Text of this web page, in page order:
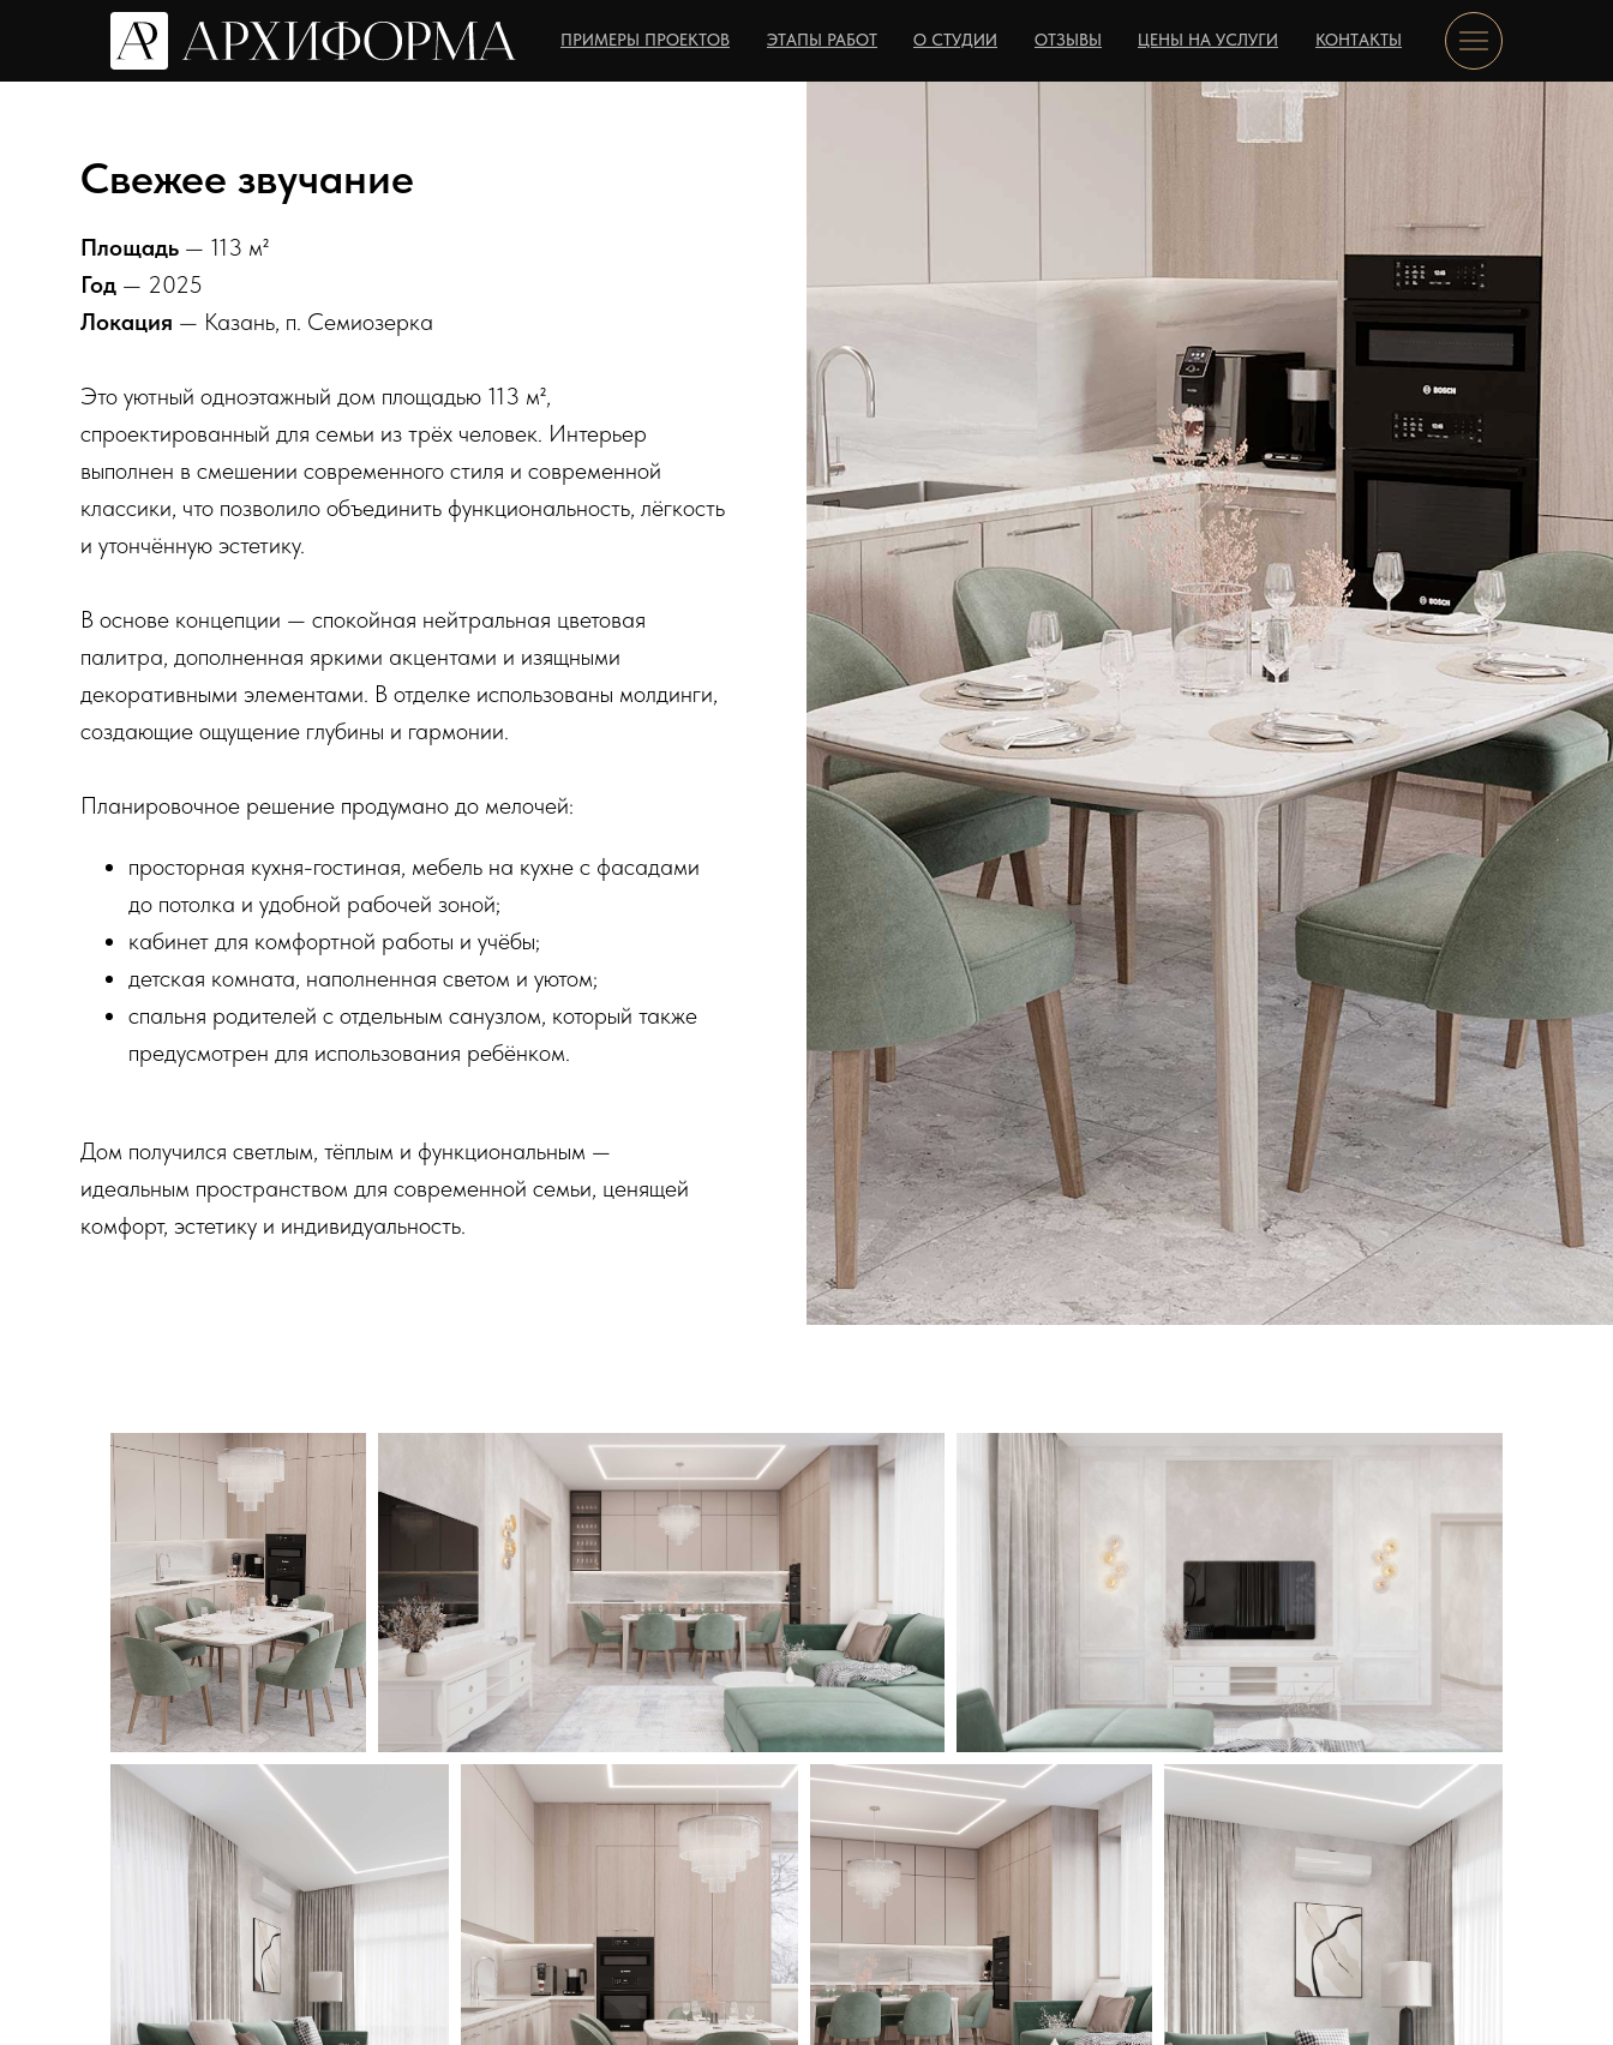
КОНТАКТЫ
ЦЕНЫ НА УСЛУГИ
ОТЗЫВЫ
О СТУДИИ
ЭТАПЫ РАБОТ
ПРИМЕРЫ ПРОЕКТОВ
Свежее звучание
Площадь — 113 м²
Год — 2025
Локация — Казань, п. Семиозерка
Это уютный одноэтажный дом площадью 113 м²,
спроектированный для семьи из трёх человек. Интерьер
выполнен в смешении современного стиля и современной
классики, что позволило объединить функциональность, лёгкость
и утончённую эстетику.
В основе концепции — спокойная нейтральная цветовая
палитра, дополненная яркими акцентами и изящными
декоративными элементами. В отделке использованы молдинги,
создающие ощущение глубины и гармонии.
Планировочное решение продумано до мелочей:
просторная кухня-гостиная, мебель на кухне с фасадами
до потолка и удобной рабочей зоной;
кабинет для комфортной работы и учёбы;
детская комната, наполненная светом и уютом;
спальня родителей с отдельным санузлом, который также
предусмотрен для использования ребёнком.
Дом получился светлым, тёплым и функциональным —
идеальным пространством для современной семьи, ценящей
комфорт, эстетику и индивидуальность.